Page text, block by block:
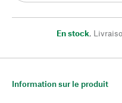
En stock,
Information sur le produit